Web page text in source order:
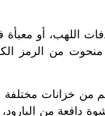
اللهب، أو
من الرمز
من خزانات مختلفة
دافعة من